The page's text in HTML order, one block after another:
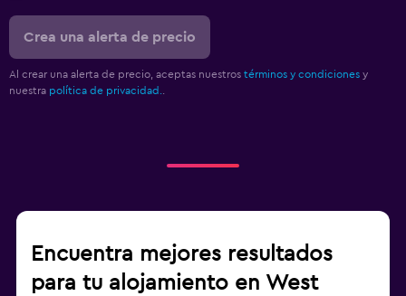
Crea una alerta de precio
Al crear una alerta de precio, aceptas nuestros términos y condiciones y
nuestra política de privacidad..
Encuentra mejores resultados
para tu alojamiento en West